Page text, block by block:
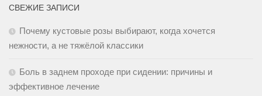
СВЕЖИЕ ЗАПИСИ
Почему кустовые розы выбирают, когда хочется
нежности, а не тяжёлой классики
Боль в заднем проходе при сидении: причины и
эффективное лечение